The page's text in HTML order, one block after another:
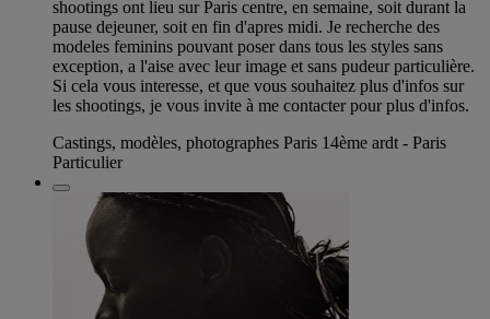
shootings ont lieu sur Paris centre, en semaine, soit durant la
pause dejeuner, soit en fin d'apres midi. Je recherche des
modeles feminins pouvant poser dans tous les styles sans
exception, a l'aise avec leur image et sans pudeur particulière.
Si cela vous interesse, et que vous souhaitez plus d'infos sur
les shootings, je vous invite à me contacter pour plus d'infos.
Castings, modèles, photographes Paris 14ème ardt - Paris
Particulier